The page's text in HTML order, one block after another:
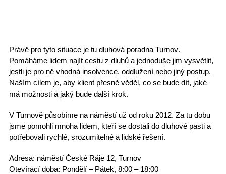
Právě pro tyto situace je tu dluhová poradna Turnov.
Pomáháme lidem najít cestu z dluhů a jednoduše jim vysvětlit,
jestli je pro ně vhodná insolvence, oddlužení nebo jiný postup.
Naším cílem je, aby klient přesně věděl, co se bude dít, jaké
má možnosti a jaký bude další krok.
V Turnově působíme na náměstí už od roku 2012. Za tu dobu
jsme pomohli mnoha lidem, kteří se dostali do dluhové pastia
potřebovali rychlé, srozumitelné a lidské řešení.
Adresa: náměstí České Ráje 12, Turnov
Otevírací doba: Pondělí – Pátek, 8:00 – 18:00